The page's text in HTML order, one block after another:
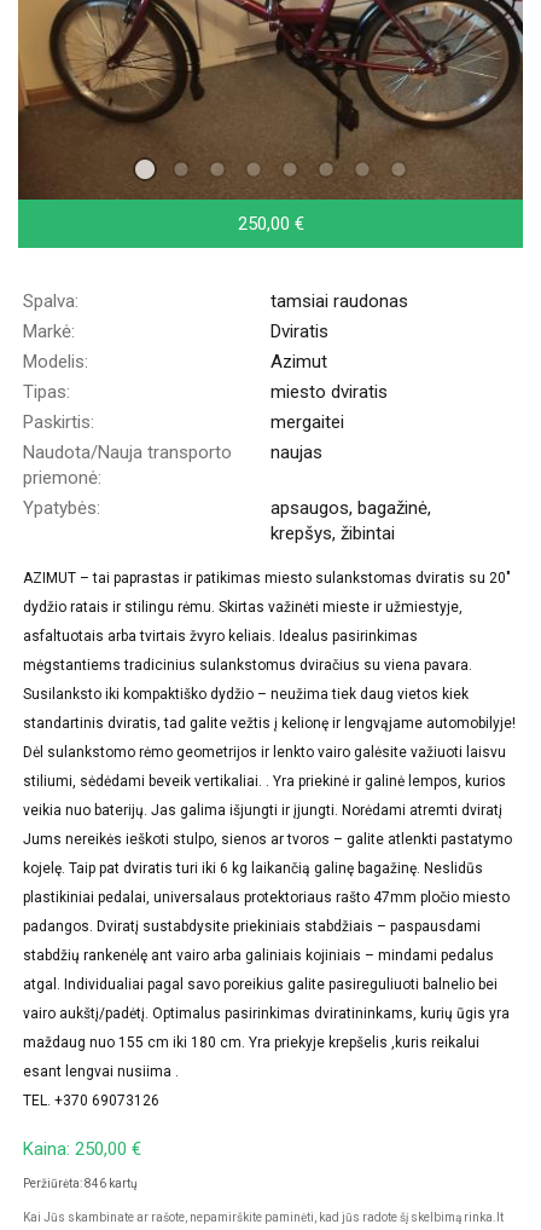
250,00 €
Spalva:
tamsiai raudonas
Markė:
Dviratis
Modelis:
Azimut
Tipas:
miesto dviratis
Paskirtis:
mergaitei
Naudota/Nauja transporto
priemonė:
naujas
Ypatybės:
apsaugos, bagažinė,
krepšys, žibintai
AZIMUT – tai paprastas ir patikimas miesto sulankstomas dviratis su 20"
dydžio ratais ir stilingu rėmu. Skirtas važinėti mieste ir užmiestyje,
asfaltuotais arba tvirtais žvyro keliais. Idealus pasirinkimas
mėgstantiems tradicinius sulankstomus dviračius su viena pavara.
Susilanksto iki kompaktiško dydžio – neužima tiek daug vietos kiek
standartinis dviratis, tad galite vežtis į kelionę ir lengvąjame automobilyje!
Dėl sulankstomo rėmo geometrijos ir lenkto vairo galėsite važiuoti laisvu
stiliumi, sėdėdami beveik vertikaliai. . Yra priekinė ir galinė lempos, kurios
veikia nuo baterijų. Jas galima išjungti ir įjungti. Norėdami atremti dviratį
Jums nereikės ieškoti stulpo, sienos ar tvoros – galite atlenkti pastatymo
kojelę. Taip pat dviratis turi iki 6 kg laikančią galinę bagažinę. Neslidūs
plastikiniai pedalai, universalaus protektoriaus rašto 47mm pločio miesto
padangos. Dviratį sustabdysite priekiniais stabdžiais – paspausdami
stabdžių rankenėlę ant vairo arba galiniais kojiniais – mindami pedalus
atgal. Individualiai pagal savo poreikius galite pasireguliuoti balnelio bei
vairo aukštį/padėtį. Optimalus pasirinkimas dviratininkams, kurių ūgis yra
maždaug nuo 155 cm iki 180 cm. Yra priekyje krepšelis ,kuris reikalui
esant lengvai nusiima .
TEL. +370 69073126
Kaina: 250,00 €
Peržiūrėta: 846 kartų
Kai Jūs skambinate ar rašote, nepamirškite paminėti, kad jūs radote šį skelbimą rinka.lt